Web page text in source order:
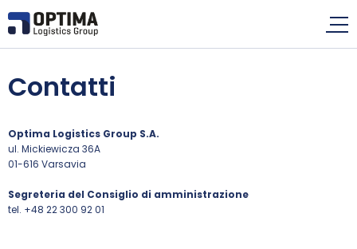
Contatti
Optima Logistics Group S.A.
ul. Mickiewicza 36A
01-616 Varsavia
Segreteria del Consiglio di amministrazione
tel. +48 22 300 92 01